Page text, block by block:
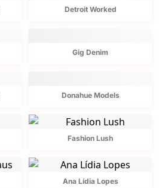
Detroit Worked
Gig Denim
Donahue Models
Fashion Lush
Ana Lídia Lopes